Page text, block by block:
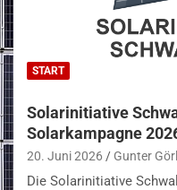
START
Solarinitiative
Solarkampagne
20. Juni 2026 Gunter
Die Solarinitiative